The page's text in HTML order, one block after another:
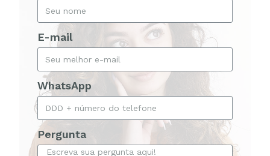
E-mail
WhatsApp
Pergunta